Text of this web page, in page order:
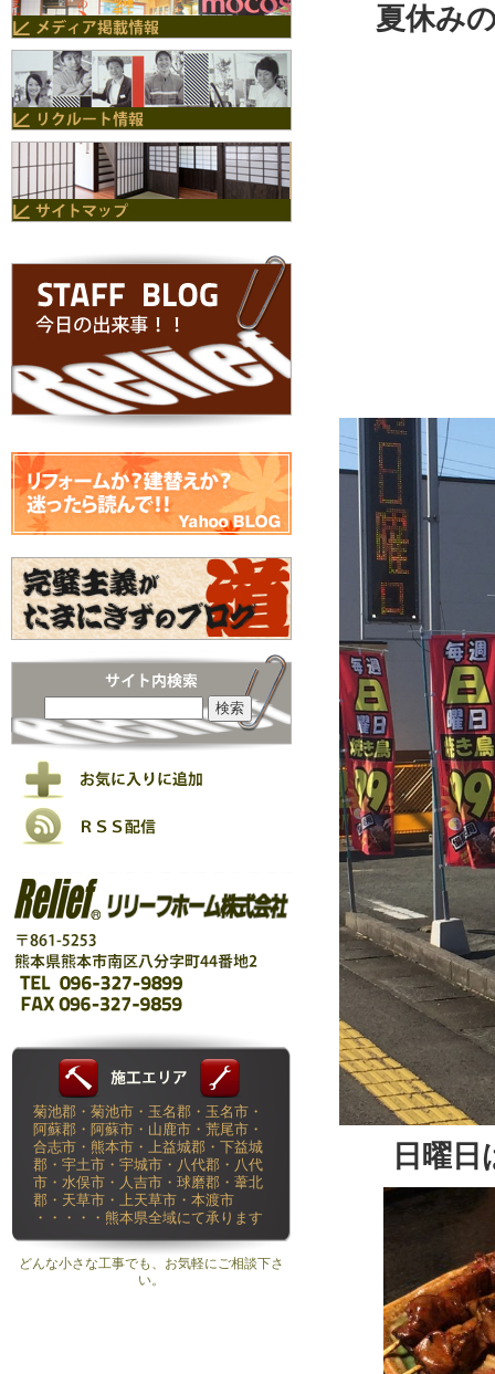
夏休み
日曜
菊池郡・菊池市・玉名郡・玉名市・
阿蘇郡・阿蘇市・山鹿市・荒尾市・
合志市・熊本市・上益城郡・下益城
郡・宇土市・宇城市・八代郡・八代
市・水俣市・人吉市・球磨郡・葦北
郡・天草市・上天草市・本渡市
・・・・・熊本県全域にて承ります
どんな小さな工事でも、お気軽にご相談下さ
い。